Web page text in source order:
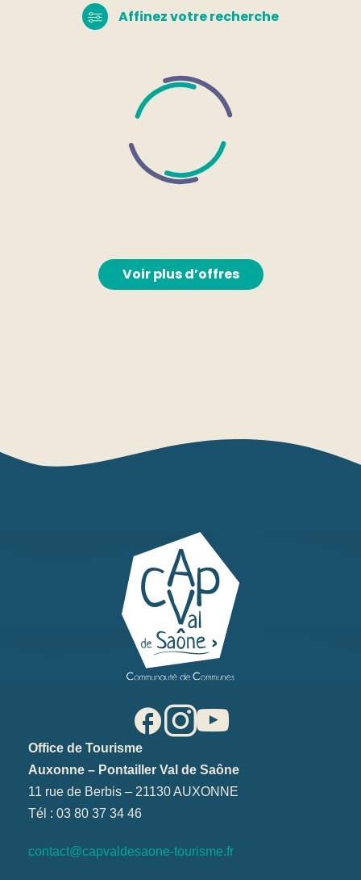
Affinez votre recherche
Voir plus d’offres
Office de Tourisme
Auxonne – Pontailler Val de Saône
11 rue de Berbis – 21130 AUXONNE
Tél : 03 80 37 34 46
contact@capvaldesaone-tourisme.fr